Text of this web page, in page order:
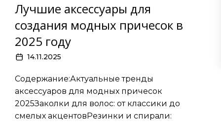
Лучшие аксессуары для
создания модных причесок в
2025 году
14.11.2025
Содержание:Актуальные тренды
аксессуаров для модных причесок
2025Заколки для волос: от классики до
смелых акцентовРезинки и спирали: